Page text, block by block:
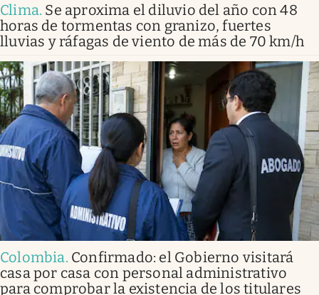
Clima. Se aproxima el diluvio del año con 48
horas de tormentas con granizo, fuertes
lluvias y ráfagas de viento de más de 70 km/h
Colombia. Confirmado: el Gobierno visitará
casa por casa con personal administrativo
para comprobar la existencia de los titulares